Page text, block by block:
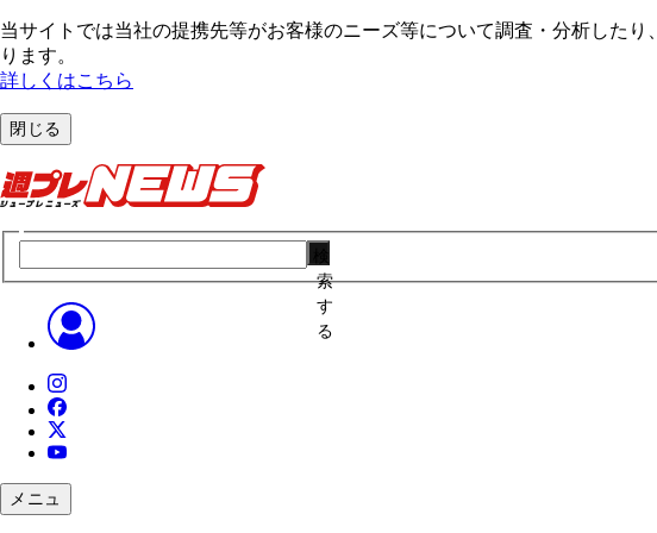
当サイトでは当社の提携先等がお客様のニーズ等について調査・分析した
ります。
詳しくはこちら
閉じる
索
す
る
メニュ